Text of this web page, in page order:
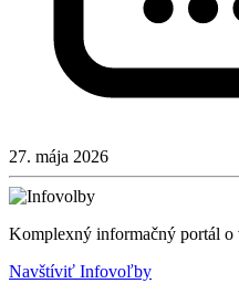
27. mája 2026
Komplexný informačný portál o
Navštíviť Infovoľby